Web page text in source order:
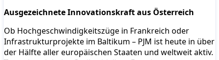
Ausgezeichnete Innovationskraft aus Österreich
Ob Hochgeschwindigkeitszüge in Frankreich oder
Infrastrukturprojekte im Baltikum – PJM ist heute in über
der Hälfte aller europäischen Staaten und weltweit aktiv.